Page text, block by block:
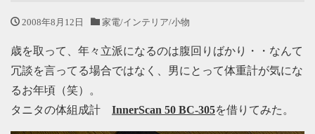
2008年8月12日 家電/インテリア/小物
歳を取って、年々立派になるのは腹回りばかり・・なんて
冗談を言ってる場合ではなく、男にとって体重計が気にな
るお年頃（笑）。
タニタの体組成計 InnerScan 50 BC-305を借りてみた。